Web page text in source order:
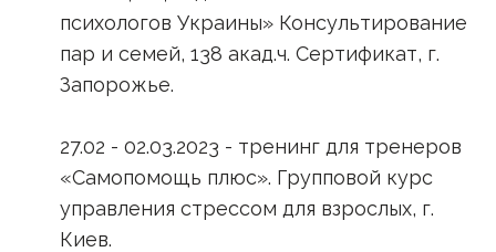
психологов Украины» Консультирование
пар и семей, 138 акад.ч. Сертификат, г.
Запорожье.
27.02 - 02.03.2023 - тренинг для тренеров
«Самопомощь плюс». Групповой курс
управления стрессом для взрослых, г.
Киев.